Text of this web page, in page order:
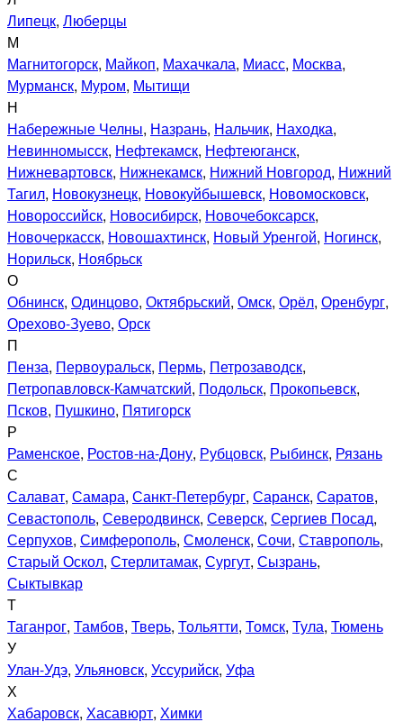
Липецк, Люберцы
М
Магнитогорск, Майкоп, Махачкала, Миасс, Москва,
Мурманск, Муром, Мытищи
Н
Набережные Челны, Назрань, Нальчик, Находка,
Невинномысск, Нефтекамск, Нефтеюганск,
Нижневартовск, Нижнекамск, Нижний Новгород, Нижний
Тагил, Новокузнецк, Новокуйбышевск, Новомосковск,
Новороссийск, Новосибирск, Новочебоксарск,
Новочеркасск, Новошахтинск, Новый Уренгой, Ногинск,
Норильск, Ноябрьск
О
Обнинск, Одинцово, Октябрьский, Омск, Орёл, Оренбург,
Орехово-Зуево, Орск
П
Пенза, Первоуральск, Пермь, Петрозаводск,
Петропавловск-Камчатский, Подольск, Прокопьевск,
Псков, Пушкино, Пятигорск
Р
Раменское, Ростов-на-Дону, Рубцовск, Рыбинск, Рязань
С
Салават, Самара, Санкт-Петербург, Саранск, Саратов,
Севастополь, Северодвинск, Северск, Сергиев Посад,
Серпухов, Симферополь, Смоленск, Сочи, Ставрополь,
Старый Оскол, Стерлитамак, Сургут, Сызрань,
Сыктывкар
Т
Таганрог, Тамбов, Тверь, Тольятти, Томск, Тула, Тюмень
У
Улан-Удэ, Ульяновск, Уссурийск, Уфа
Х
Хабаровск, Хасавюрт, Химки